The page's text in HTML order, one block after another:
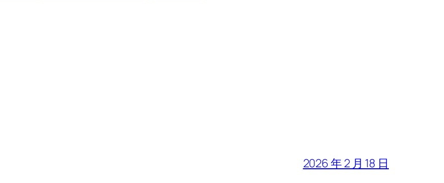
2026 年 2 月 18 日